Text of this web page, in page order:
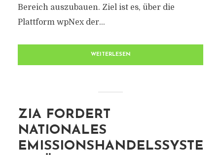
Bereich auszubauen. Ziel ist es, über die
Plattform wpNex der...
WEITERLESEN
ZIA FORDERT
NATIONALES
EMISSIONSHANDELSSYSTE